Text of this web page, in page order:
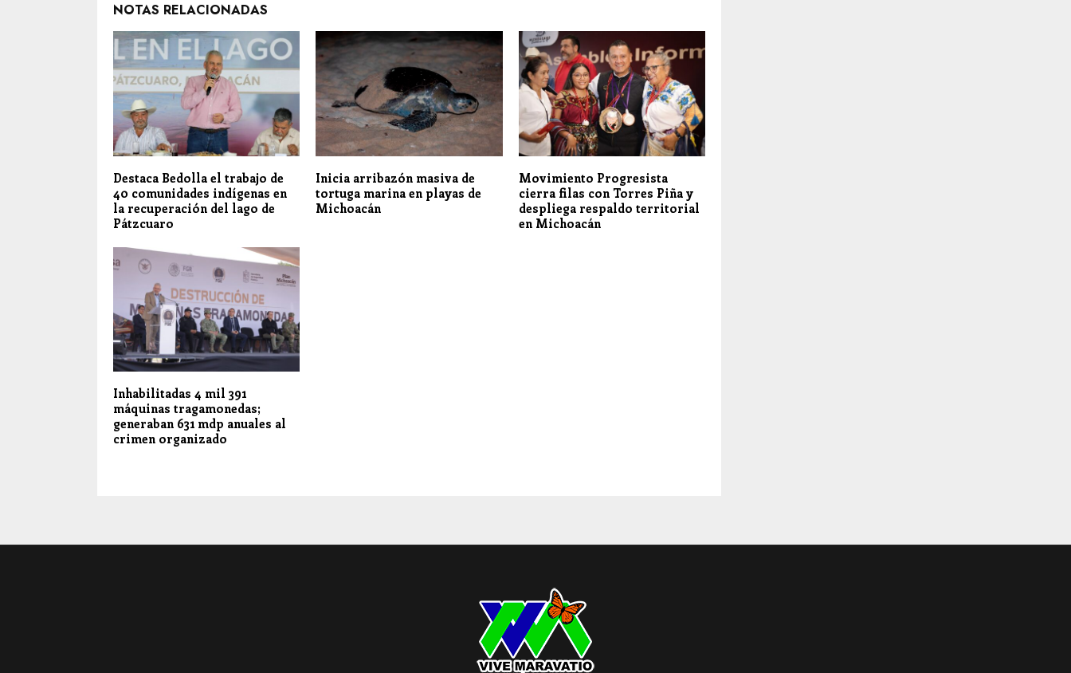
NOTAS RELACIONADAS
Destaca Bedolla el trabajo de
40 comunidades indígenas en
la recuperación del lago de
Pátzcuaro
Inicia arribazón masiva de
tortuga marina en playas de
Michoacán
Movimiento Progresista
cierra filas con Torres Piña y
despliega respaldo territorial
en Michoacán
Inhabilitadas 4 mil 391
máquinas tragamonedas;
generaban 631 mdp anuales al
crimen organizado